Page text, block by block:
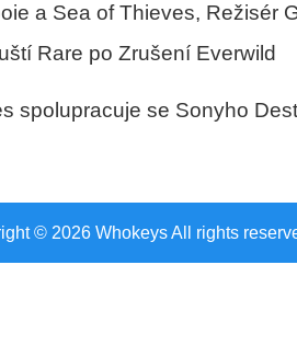
a Sea of Thieves, Režisér
Rare po Zrušení Everwild
spolupracuje se Sonyho
© 2026 Whokeys All rights